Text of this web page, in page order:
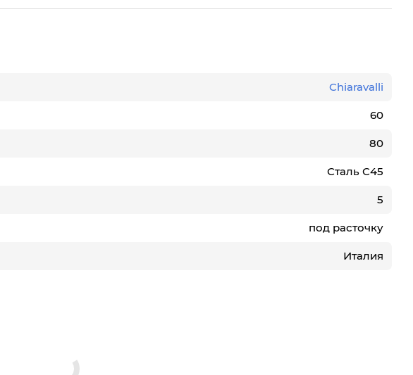
Chiaravalli
60
80
Сталь С45
5
под расточку
Италия